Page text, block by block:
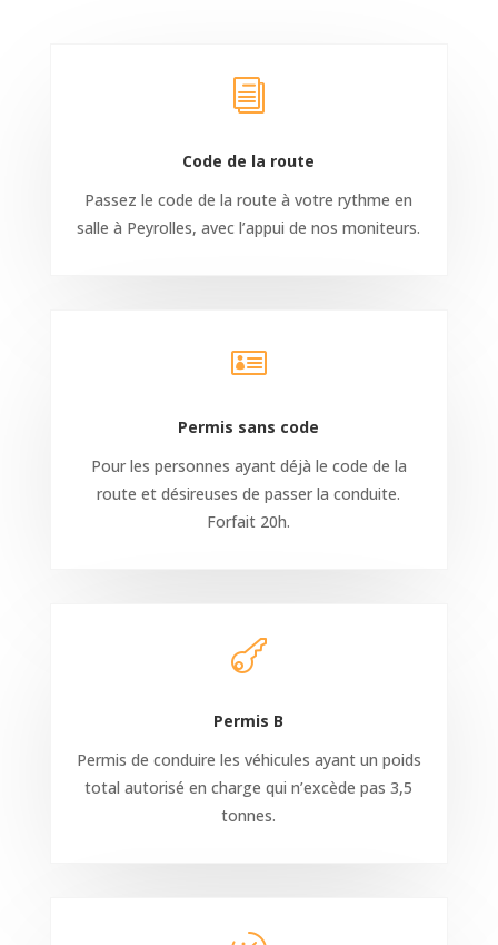
i
Code de la route
Passez le code de la route à votre rythme en
salle à Peyrolles, avec l’appui de nos moniteurs.

Permis sans code
Pour les personnes ayant déjà le code de la
route et désireuses de passer la conduite.
Forfait 20h.

Permis B
Permis de conduire les véhicules ayant un poids
total autorisé en charge qui n’excède pas 3,5
tonnes.